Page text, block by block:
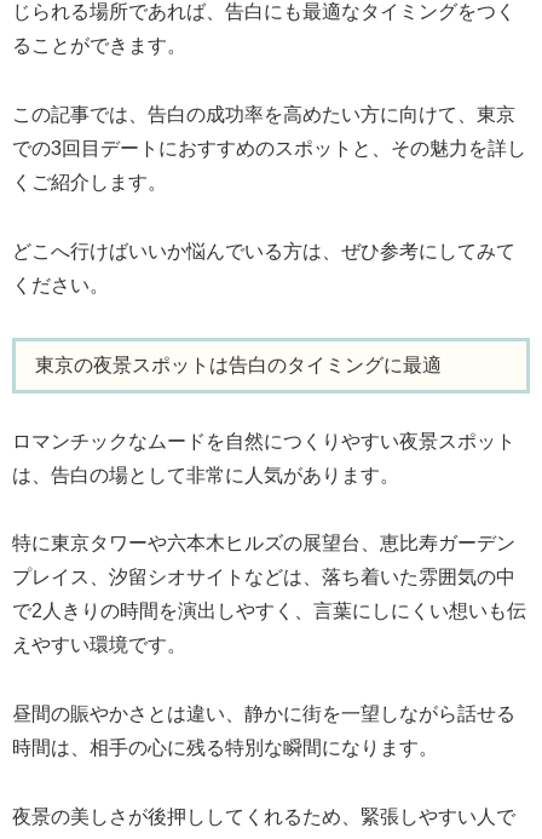
じられる場所であれば、告白にも最適なタイミングをつく
ることができます。
この記事では、告白の成功率を高めたい方に向けて、東京
での3回目デートにおすすめのスポットと、その魅力を詳し
くご紹介します。
どこへ行けばいいか悩んでいる方は、ぜひ参考にしてみて
ください。
東京の夜景スポットは告白のタイミングに最適
ロマンチックなムードを自然につくりやすい夜景スポット
は、告白の場として非常に人気があります。
特に東京タワーや六本木ヒルズの展望台、恵比寿ガーデン
プレイス、汐留シオサイトなどは、落ち着いた雰囲気の中
で2人きりの時間を演出しやすく、言葉にしにくい想いも伝
えやすい環境です。
昼間の賑やかさとは違い、静かに街を一望しながら話せる
時間は、相手の心に残る特別な瞬間になります。
夜景の美しさが後押ししてくれるため、緊張しやすい人で